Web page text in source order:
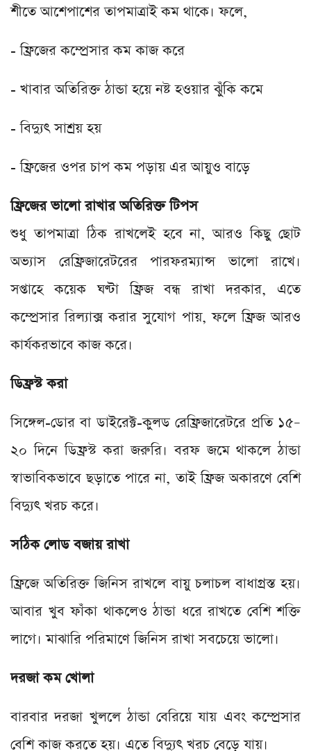
শীতে আশেপাশের তাপমাত্রাই কম থাকে। ফলে,
- ফ্রিজের কম্প্রেসার কম কাজ করে
- খাবার অতিরিক্ত ঠান্ডা হয়ে নষ্ট হওয়ার ঝুঁকি কমে
- বিদ্যুৎ সাশ্রয় হয়
- ফ্রিজের ওপর চাপ কম পড়ায় এর আয়ুও বাড়ে
ফ্রিজের ভালো রাখার অতিরিক্ত টিপস
শুধু তাপমাত্রা ঠিক রাখলেই হবে না, আরও কিছু ছোট
অভ্যাস রেফ্রিজারেটরের পারফরম্যান্স ভালো রাখে।
সপ্তাহে কয়েক ঘণ্টা ফ্রিজ বন্ধ রাখা দরকার, এতে
কম্প্রেসার রিল্যাক্স করার সুযোগ পায়, ফলে ফ্রিজ আরও
কার্যকরভাবে কাজ করে।
ডিফ্রস্ট করা
সিঙ্গেল-ডোর বা ডাইরেক্ট-কুলড রেফ্রিজারেটরে প্রতি ১৫–
২০ দিনে ডিফ্রস্ট করা জরুরি। বরফ জমে থাকলে ঠান্ডা
স্বাভাবিকভাবে ছড়াতে পারে না, তাই ফ্রিজ অকারণে বেশি
বিদ্যুৎ খরচ করে।
সঠিক লোড বজায় রাখা
ফ্রিজে অতিরিক্ত জিনিস রাখলে বায়ু চলাচল বাধাগ্রস্ত হয়।
আবার খুব ফাঁকা থাকলেও ঠান্ডা ধরে রাখতে বেশি শক্তি
লাগে। মাঝারি পরিমাণে জিনিস রাখা সবচেয়ে ভালো।
দরজা কম খোলা
বারবার দরজা খুললে ঠান্ডা বেরিয়ে যায় এবং কম্প্রেসার
বেশি কাজ করতে হয়। এতে বিদ্যুৎ খরচ বেড়ে যায়।